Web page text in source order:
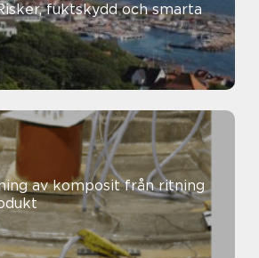
fuktskydd och smarta
komposit från ritning